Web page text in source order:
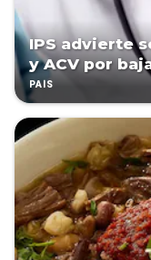
IPS advierte
y ACV por
PAÍS